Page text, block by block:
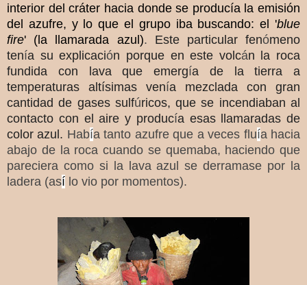
interior del cráter hacia donde se producía la emisión
del azufre, y lo que el grupo iba buscando: el 'blue
fire' (la llamarada azul). Este particular fenómeno
tenía su explicación porque en este volcán la roca
fundida con lava que emergía de la tierra a
temperaturas altísimas venía mezclada con gran
cantidad de gases sulfúricos, que se incendiaban al
contacto con el aire y producía esas llamaradas de
color azul. Había tanto azufre que a veces fluía hacia
abajo de la roca cuando se quemaba, haciendo que
pareciera como si la lava azul se derramase por la
ladera (así lo vio por momentos).